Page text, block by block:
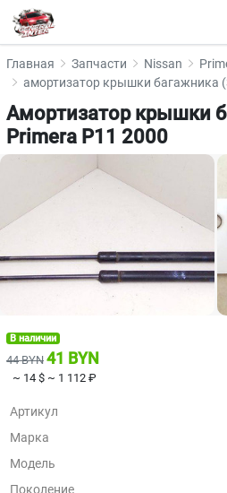
Главная Запчасти Nissan
амортизатор крышки багажника
Амортизатор крышки
Primera P11 2000
В наличии
44 BYN 41 BYN
~ 14 $ ~ 1 112 ₽
Артикул
Марка
Модель
Поколение